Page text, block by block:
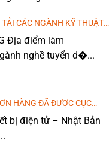
– SAITAMA
– MIE, NHẬT BẢN
DẬP LÀM VIỆC TẠI TỈNH
việc ổn định tại[...]
CÁC NGÀNH KỸ THUẬT
– THU NHẬP TỐT
Địa điểm làm
nghề tuyển d�...
HÀNG ĐÃ ĐƯỢC CỤC
CHẤP THUẬN
bị điện tử – Nhật Bản